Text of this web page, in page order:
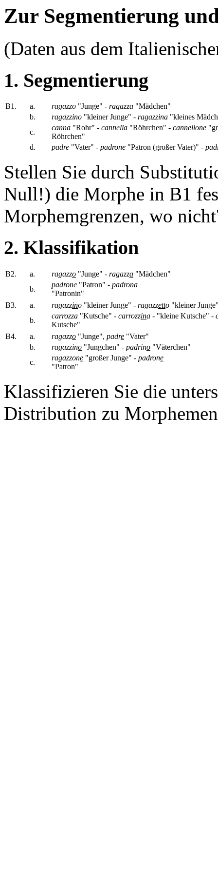
Zur Segmentierung
(Daten aus dem
1. Segmentierung
B1. a. ragazzo "Junge" - ragazza "Mädchen"
b.
ragazzino "kleiner Junge" - ragazzina "kleines
c.
canna "Rohr" - cannella "Röhrchen" - cannellone
Röhrchen"
d.
padre "Vater" - padrone "Patron (großer Vater)" -
Stellen Sie durch
Null!) die Morphe in B1
Morphemgrenzen, wo
2. Klassifikation
B2. a. ragazzo "Junge" - ragazza "Mädchen"
b.
padrone "Patron" - padrona
"Patronin"
B3.
a. ragazzino "kleiner Junge" - ragazzetto "kleiner
b.
carrozza "Kutsche" - carrozzina - "kleine Kutsche" -
Kutsche"
B4.
a. ragazzo "Junge", padre "Vater"
b.
ragazzino "Jungchen" - padrino "Väterchen"
c.
ragazzone "großer Junge" - padrone
"Patron"
Klassifizieren Sie die
Distribution zu